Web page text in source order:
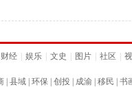
财经 娱乐 文史 图片 社区
县域 环保 创投 成渝 移民 书